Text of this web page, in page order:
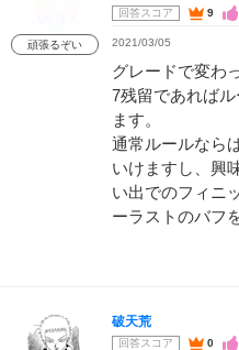
頑張るぞい
回答スコア 9
2021/03/05
グレードで変わ
7残留であれば
ます。
通常ルールなら
いけますし、興
い出でのフィニ
ーラストのバフ
破天荒
回答スコア 0